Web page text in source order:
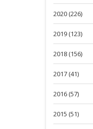
2020 (226)
2019 (123)
2018 (156)
2017 (41)
2016 (57)
2015 (51)